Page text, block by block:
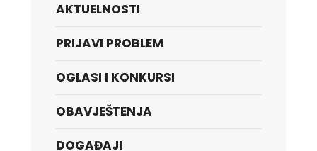
AKTUELNOSTI
PRIJAVI PROBLEM
OGLASI I KONKURSI
OBAVJEŠTENJA
DOGAĐAJI